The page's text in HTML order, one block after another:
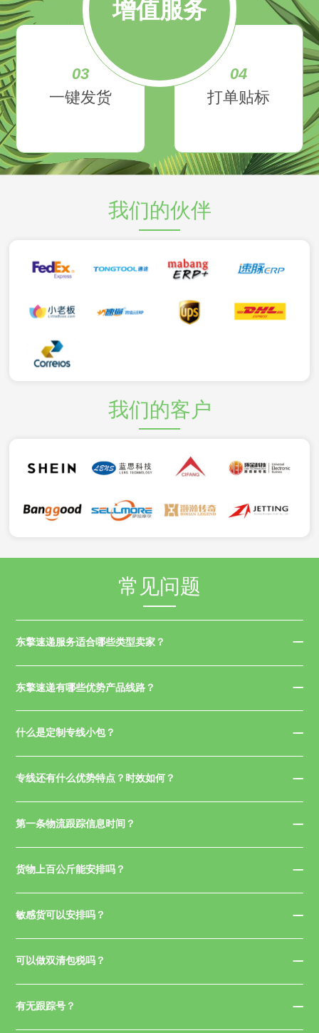
增值服务
03
一键发货
04
打单贴标
我们的伙伴
我们的客户
常见问题
东擎速递服务适合哪些类型卖家？
东擎速递有哪些优势产品线路？
什么是定制专线小包？
专线还有什么优势特点？时效如何？
第一条物流跟踪信息时间？
货物上百公斤能安排吗？
敏感货可以安排吗？
可以做双清包税吗？
有无跟踪号？